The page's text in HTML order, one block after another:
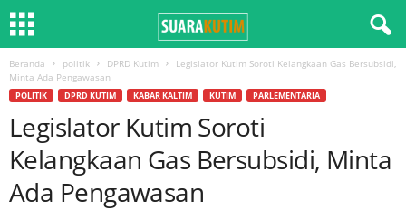
Beranda politik DPRD Kutim
Legislator Kutim Soroti Kelangkaan Gas Bersubsidi,
Minta Ada Pengawasan
POLITIK DPRD KUTIM KABAR KALTIM KUTIM PARLEMENTARIA
Legislator Kutim Soroti
Kelangkaan Gas Bersubsidi, Minta
Ada Pengawasan